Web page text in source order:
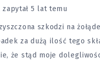
zapytał 5 lat temu
szkodzi na
za dużą ilość tego
że stąd moje